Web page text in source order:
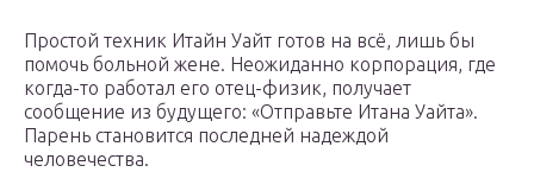
Простой техник Итайн Уайт готов на всё, лишь бы
помочь больной жене. Неожиданно корпорация, где
когда-то работал его отец-физик, получает
сообщение из будущего: «Отправьте Итана Уайта».
Парень становится последней надеждой
человечества.